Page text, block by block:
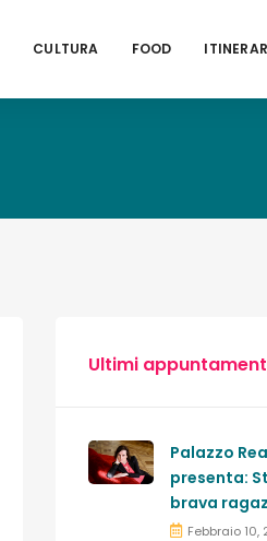
CULTURA FOOD
Ultimi
Palazzo
presenta:
brava
Febbraio 10,